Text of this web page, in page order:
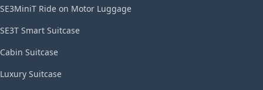
SE3MiniT Ride on Motor Luggage
SE3T Smart Suitcase
Cabin Suitcase
Luxury Suitcase